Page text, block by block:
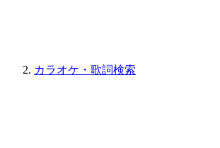
カラオケ・歌詞検索